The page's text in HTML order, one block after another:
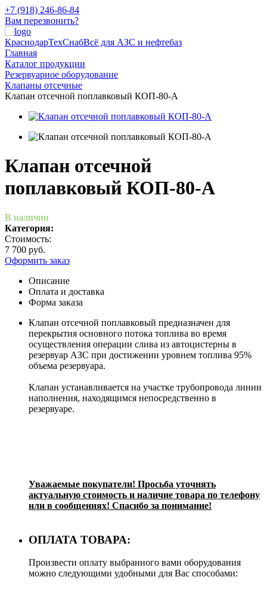
+7 (918) 246-86-84
Вам перезвонить?
КраснодарТехСнабВсё для АЗС и нефтебаз
Главная
Каталог продукции
Резервуарное оборудование
Клапаны отсечные
Клапан отсечной поплавковый КОП-80-А
Клапан отсечной
поплавковый КОП-80-А
В наличии
Категория:
Стоимость:
7 700 руб.
Оформить заказ
Описание
Оплата и доставка
Форма заказа
Клапан отсечной поплавковый предназначен для
перекрытия основного потока топлива во время
осуществления операции слива из автоцистерны в
резервуар АЗС при достижении уровнем топлива 95%
объема резервуара.
Клапан устанавливается на участке трубопровода линии
наполнения, находящимся непосредственно в
резервуаре.
Уважаемые покупатели! Просьба уточнять
актуальную стоимость и наличие товара по телефону
или в сообщениях! Спасибо за понимание!
ОПЛАТА ТОВАРА:
Произвести оплату выбранного вами оборудования
можно следующими удобными для Вас способами: